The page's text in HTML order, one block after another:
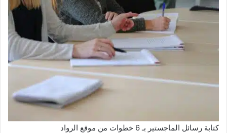
كتابة رسائل الماجستير بـ 6 خطوات من موقع الرواد